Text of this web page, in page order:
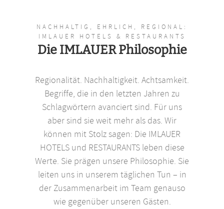
NACHHALTIG, EHRLICH, REGIONAL:
IMLAUER HOTELS & RESTAURANTS
Die IMLAUER Philosophie
Regionalität. Nachhaltigkeit. Achtsamkeit.
Begriffe, die in den letzten Jahren zu
Schlagwörtern avanciert sind. Für uns
aber sind sie weit mehr als das. Wir
können mit Stolz sagen: Die IMLAUER
HOTELS und RESTAURANTS leben diese
Werte. Sie prägen unsere Philosophie. Sie
leiten uns in unserem täglichen Tun – in
der Zusammenarbeit im Team genauso
wie gegenüber unseren Gästen.